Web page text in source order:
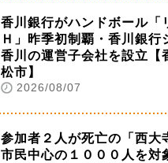
香川銀行がハンドボール「
Ｈ」昨季初制覇・香川銀行
香川の運営子会社を設立【
松市】
2026/08/07
参加者２人が死亡の「西大
市民中心の１０００人を対